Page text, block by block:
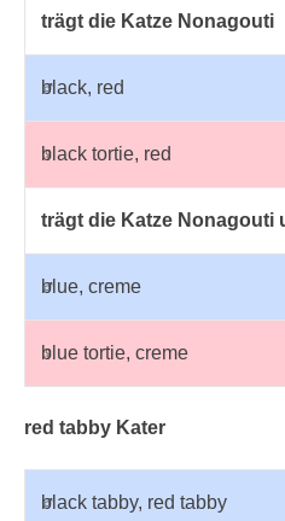
trägt die Katze Nonagouti
♂
black, red
♀
black tortie, red
trägt die Katze Nonagouti
♂
blue, creme
♀
blue tortie, creme
red tabby Kater
♂
black tabby, red tabby